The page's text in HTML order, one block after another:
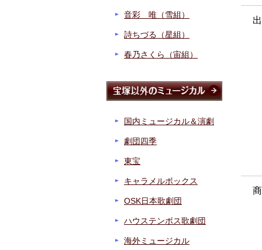
音彩 唯（雪組）
詩ちづる（星組）
春乃さくら（宙組）
国内ミュージカル＆演劇
劇団四季
東宝
キャラメルボックス
OSK日本歌劇団
ハウステンボス歌劇団
海外ミュージカル